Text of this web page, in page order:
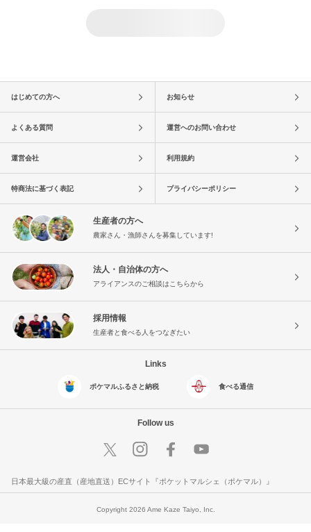
はじめての方へ お知らせ
よくある質問 運営へのお問い合わせ
運営会社 利用規約
特商法に基づく表記 プライバシーポリシー
生産者の方へ
農家さん・漁師さんを募集しています!
法人・自治体の方へ
アライアンスのご相談はこちらから
採用情報
生産者と食べる人をつなぎたい
Links
ポケマルふるさと納税 食べる通信
Follow us
日本最大級の産直（産地直送）ECサイト『ポケットマルシェ（ポケマル）』
Copyright 2026 Ame Kaze Taiyo, Inc.